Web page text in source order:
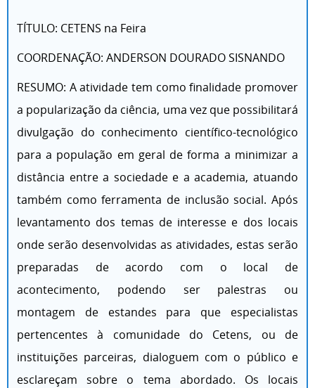
TÍTULO: CETENS na Feira
COORDENAÇÃO: ANDERSON DOURADO SISNANDO
RESUMO: A atividade tem como finalidade promover
a popularização da ciência, uma vez que possibilitará
divulgação do conhecimento científico-tecnológico
para a população em geral de forma a minimizar a
distância entre a sociedade e a academia, atuando
também como ferramenta de inclusão social. Após
levantamento dos temas de interesse e dos locais
onde serão desenvolvidas as atividades, estas serão
preparadas de acordo com o local de
acontecimento, podendo ser palestras ou
montagem de estandes para que especialistas
pertencentes à comunidade do Cetens, ou de
instituições parceiras, dialoguem com o público e
esclareçam sobre o tema abordado. Os locais